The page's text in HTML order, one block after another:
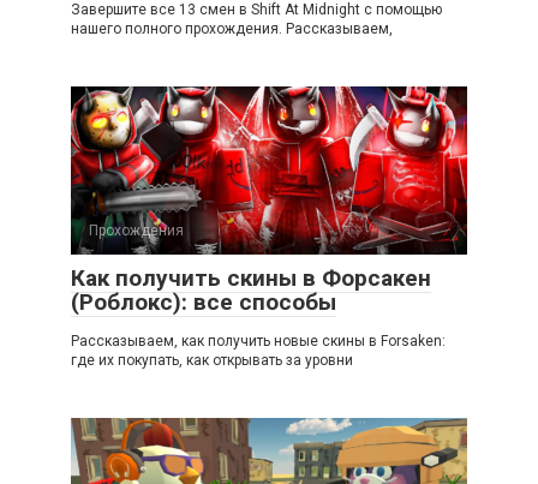
Завершите все 13 смен в Shift At Midnight с помощью
нашего полного прохождения. Рассказываем,
Прохождения
Как получить скины в Форсакен
(Роблокс): все способы
Рассказываем, как получить новые скины в Forsaken:
где их покупать, как открывать за уровни